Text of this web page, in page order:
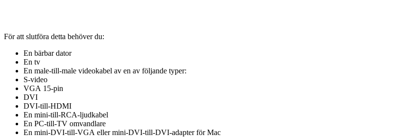
För att slutföra detta behöver du:
En bärbar dator
En tv
En male-till-male videokabel av en av följande typer:
S-video
VGA 15-pin
DVI
DVI-till-HDMI
En mini-till-RCA-ljudkabel
En PC-till-TV omvandlare
En mini-DVI-till-VGA eller mini-DVI-till-DVI-adapter för Mac